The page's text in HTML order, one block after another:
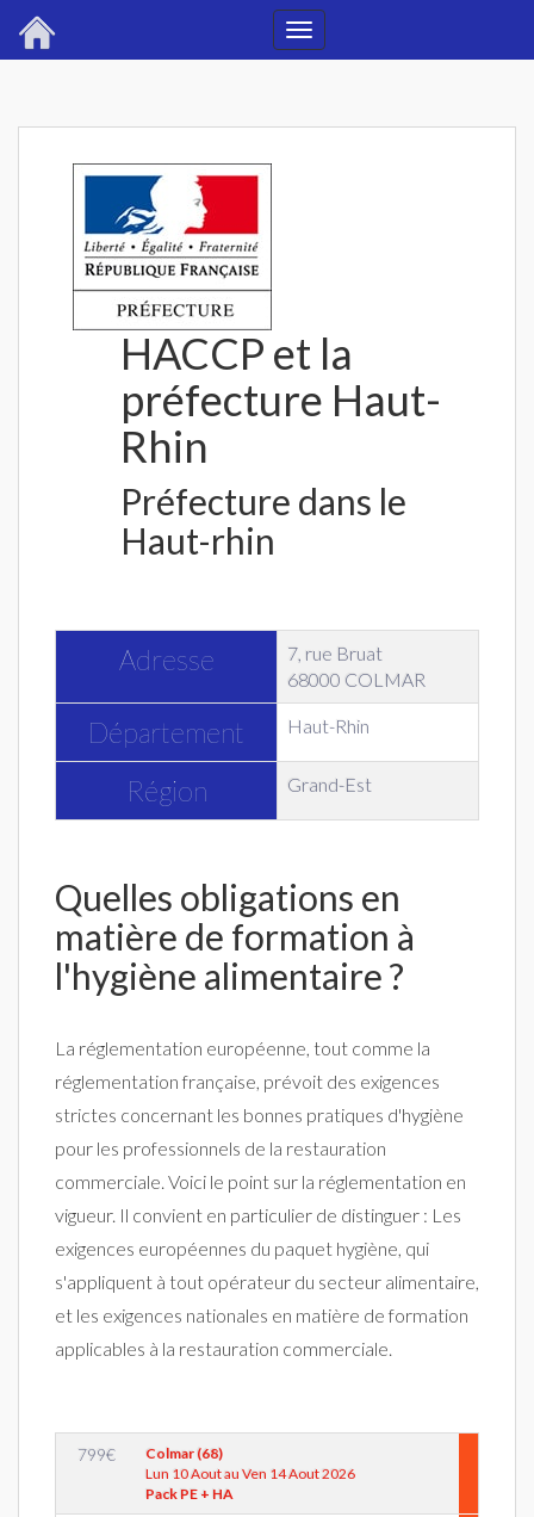
Toggle
HACCP et la
préfecture Haut-
Rhin
Préfecture dans le
Haut-rhin
Adresse
7, rue Bruat
68000 COLMAR
Département Haut-Rhin
Région Grand-Est
Quelles obligations en
matière de formation à
l'hygiène alimentaire ?
La réglementation européenne, tout comme la
réglementation française, prévoit des exigences
strictes concernant les bonnes pratiques d'hygiène
pour les professionnels de la restauration
commerciale. Voici le point sur la réglementation en
vigueur. Il convient en particulier de distinguer : Les
exigences européennes du paquet hygiène, qui
s'appliquent à tout opérateur du secteur alimentaire,
et les exigences nationales en matière de formation
applicables à la restauration commerciale.
799€
Colmar (68)
Lun 10 Aout au Ven 14 Aout 2026
Pack PE + HA